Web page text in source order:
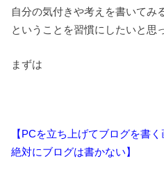
自分の気付きや考えを書いてみ
ということを習慣にしたいと思
まずは
【PCを立ち上げてブログを書
絶対にブログは書かない】